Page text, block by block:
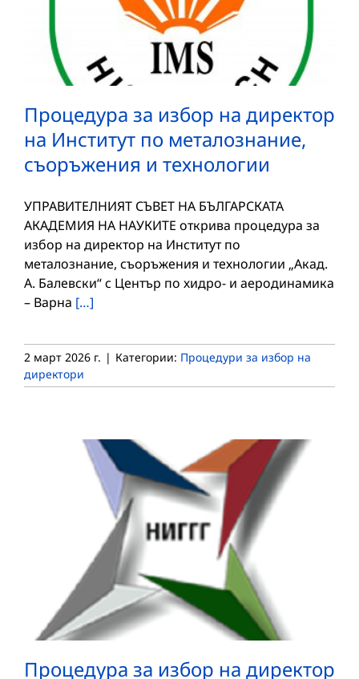
Процедура за избор на директор
на Институт по металознание,
съоръжения и технологии
УПРАВИТЕЛНИЯТ СЪВЕТ НА БЪЛГАРСКАТА
АКАДЕМИЯ НА НАУКИТЕ открива процедура за
избор на директор на Институт по
металознание, съоръжения и технологии „Акад.
А. Балевски“ с Център по хидро- и аеродинамика
– Варна […]
2 март 2026 г. | Категории: Процедури за избор на
директори
Процедура за избор на директор